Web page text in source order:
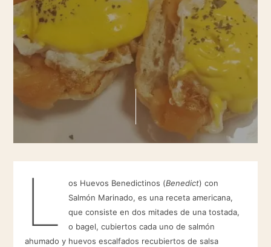
L os Huevos Benedictinos (Benedict) con
Salmón Marinado, es una receta americana,
que consiste en dos mitades de una tostada,
o bagel, cubiertos cada uno de salmón
ahumado y huevos escalfados recubiertos de salsa